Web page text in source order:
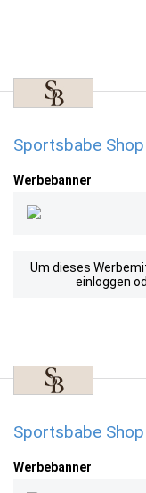
Sportsbabe
Werbebanner
Um dieses
einloggen
Sportsbabe
Werbebanner